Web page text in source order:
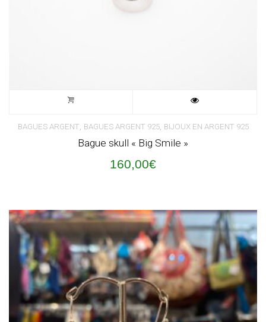
BAGUES ARGENT, BAGUES ARGENT 925, BIJOUX EN ARGENT 925
Bague skull « Big Smile »
160,00€